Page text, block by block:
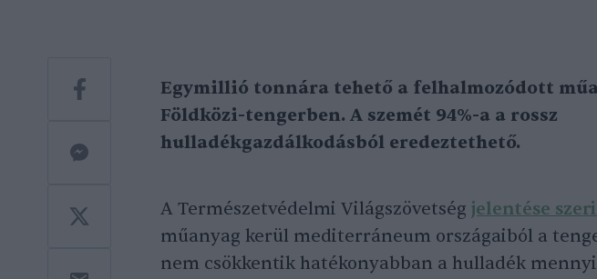
Egymillió tonnára tehető a felhalmozódott
Földközi-tengerben. A szemét 94%-a a rossz
hulladékgazdálkodásból eredeztethető.
A Természetvédelmi Világszövetség jelentése
műanyag kerül mediterráneum országaiból a
nem csökkentik hatékonyabban a hulladék